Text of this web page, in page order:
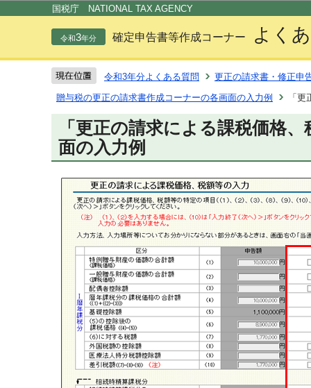
国税庁 NATIONAL TAX AGENCY
令和3年分 確定申告書等作成コーナー よく
令和3年分よくある質問
更正の請求書・修正申
贈与税の更正の請求書作成コーナーの各画面の入力例
「
「更正の請求による課税価格
面の入力例